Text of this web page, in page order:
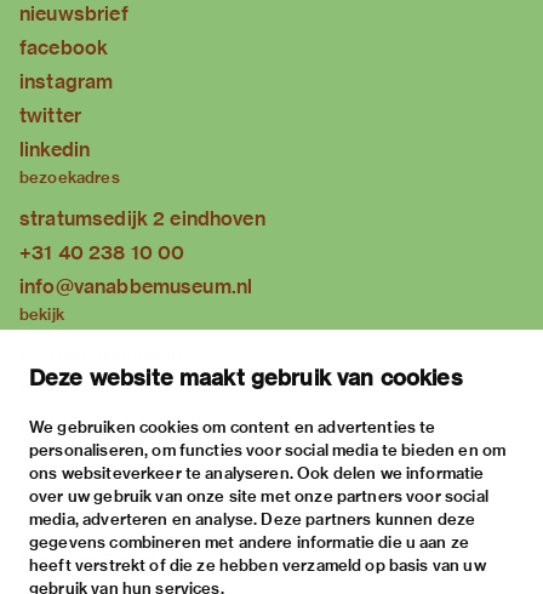
Deze website maakt gebruik van cookies
We gebruiken cookies om content en advertenties te
personaliseren, om functies voor social media te bieden en om
ons websiteverkeer te analyseren. Ook delen we informatie
over uw gebruik van onze site met onze partners voor social
media, adverteren en analyse. Deze partners kunnen deze
gegevens combineren met andere informatie die u aan ze
heeft verstrekt of die ze hebben verzameld op basis van uw
gebruik van hun services.
nieuwsbrief
facebook
instagram
twitter
linkedin
bezoekadres
stratumsedijk 2 eindhoven
+31 40 238 10 00
info@vanabbemuseum.nl
bekijk
activiteiten
praktische informatie
over
het museum
de collectie
fondsen & partners